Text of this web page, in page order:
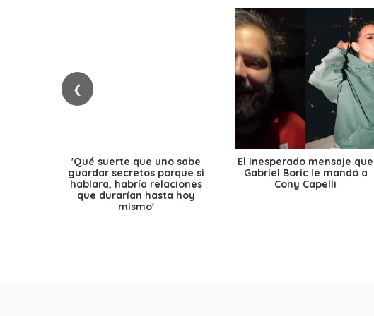
❮
'Qué suerte que uno sabe
guardar secretos porque si
hablara, habría relaciones
que durarían hasta hoy
mismo'
El inesperado mensaje que
Gabriel Boric le mandó a
Cony Capelli